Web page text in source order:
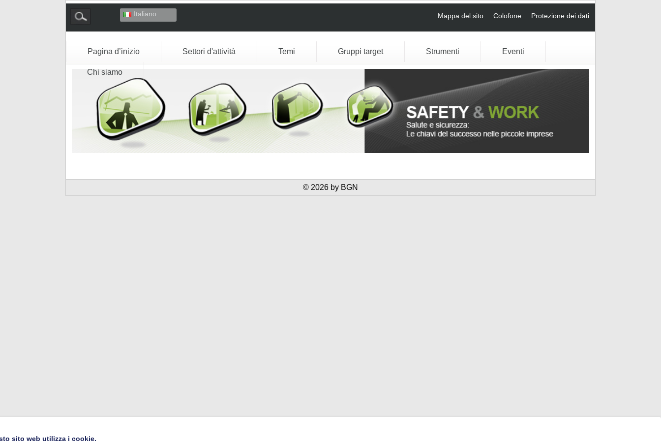
Español
Italiano Mappa del sito Colofone Protezione dei dati
Pagina d’inizio Settori d'attività Temi Gruppi target Strumenti Eventi
Chi siamo
© 2026 by BGN
sito web utilizza i cookie.